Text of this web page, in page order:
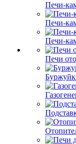
Печи-
Печи-
Печи-
Печи